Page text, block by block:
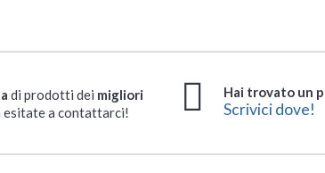
di prodotti dei migliori
esitate a contattarci!
Hai trovato un
Scrivici dove!